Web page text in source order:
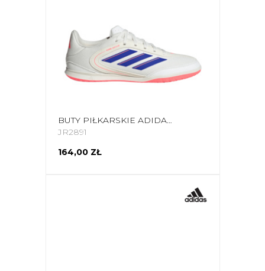
BUTY PIŁKARSKIE ADIDAS COPA COURT CLUB IN JR2891
JR2891
164,00 ZŁ